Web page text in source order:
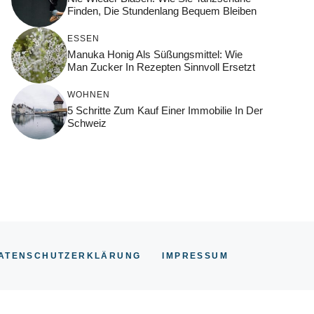
Finden, Die Stundenlang Bequem Bleiben
ESSEN
Manuka Honig Als Süßungsmittel: Wie
Man Zucker In Rezepten Sinnvoll Ersetzt
WOHNEN
5 Schritte Zum Kauf Einer Immobilie In Der
Schweiz
IMPRESSUM